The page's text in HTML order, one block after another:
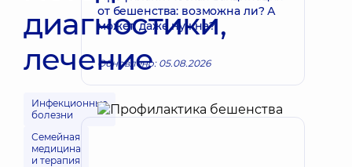
диагностики,
лечение
Инфекционные
болезни
Семейная
медицина
и терапия
от бешенства: возможна ли? А
может, даже нужна?
Обновлено: 05.08.2026